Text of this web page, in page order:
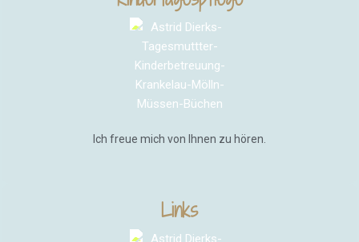
Ich freue mich von Ihnen zu hören.
Links